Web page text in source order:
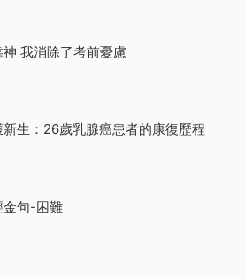
依靠神 我消除了考前憂慮
新生：26歲乳腺癌患者的康復歷程
金句-困難